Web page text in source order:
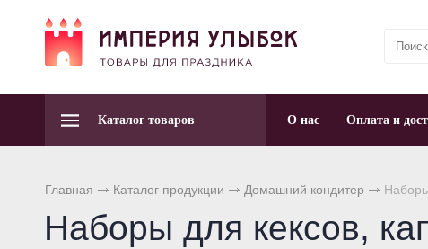
Каталог товаров О нас Оплата и
Главная Каталог продукции Домашний кондитер
Наборы для кексов,